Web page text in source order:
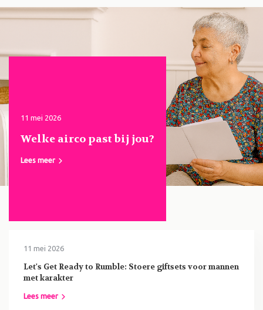
11 mei 2026
Welke airco past bij jou?
Lees meer
11 mei 2026
Let's Get Ready to Rumble: Stoere giftsets voor mannen
met karakter
Lees meer